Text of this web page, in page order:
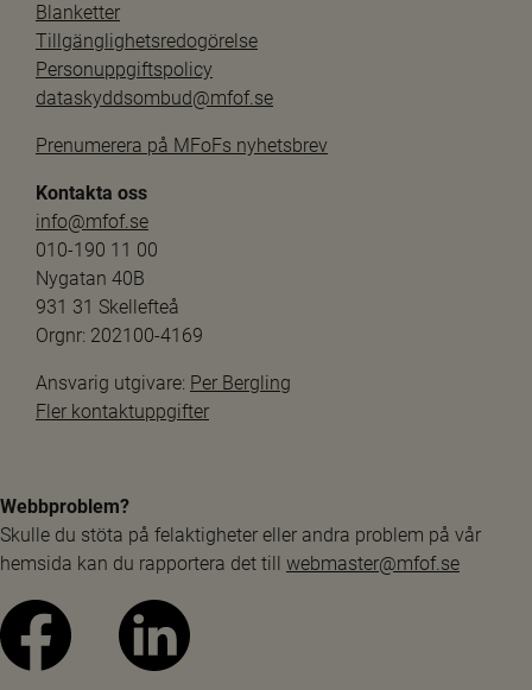
Blanketter
Tillgänglighetsredogörelse
Personuppgiftspolicy
dataskyddsombud@mfof.se
Prenumerera på MFoFs nyhetsbrev
Kontakta oss
info@mfof.se
010-190 11 00
Nygatan 40B
931 31 Skellefteå
Orgnr: 202100-4169
Ansvarig utgivare: Per Bergling
Fler kontaktuppgifter
Webbproblem?
Skulle du stöta på felaktigheter eller andra problem på vår
hemsida kan du rapportera det till webmaster@mfof.se